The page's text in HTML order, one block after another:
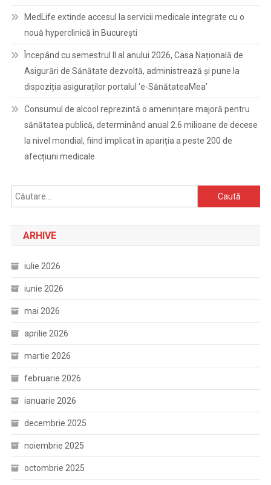
MedLife extinde accesul la servicii medicale integrate cu o
nouă hyperclinică în București
Începând cu semestrul II al anului 2026, Casa Națională de
Asigurări de Sănătate dezvoltă, administrează și pune la
dispoziția asiguraților portalul ‘e-SănătateaMea’
Consumul de alcool reprezintă o amenințare majoră pentru
sănătatea publică, determinând anual 2.6 milioane de decese
la nivel mondial, fiind implicat în apariția a peste 200 de
afecțiuni medicale
Caută
după:
ARHIVE
iulie 2026
iunie 2026
mai 2026
aprilie 2026
martie 2026
februarie 2026
ianuarie 2026
decembrie 2025
noiembrie 2025
octombrie 2025